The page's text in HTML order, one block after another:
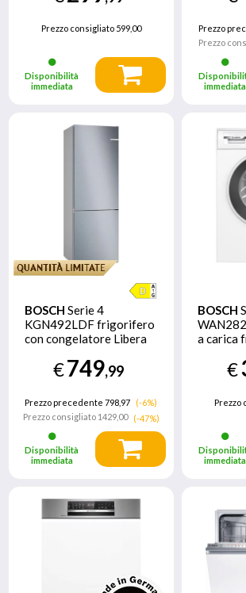
Prezzo consigliato599,00
Disponibilità
immediata
Prezzo
Prezzo
immediata
BOSCH Serie 4
KGN492LDF frigorifero
con congelatore Libera
Acciaio inossidabile
€749,99
Prezzo precedente 798,97
(-6%)
Prezzo consigliato1429,00 (-47%)
Disponibilità
immediata
BOSCH
a carica
Classe A
€
Prezzo
immediata